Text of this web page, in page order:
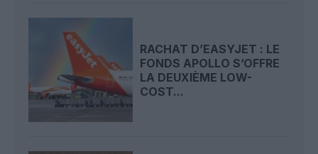
RACHAT D’EASYJET : LE
FONDS APOLLO S’OFFRE
LA DEUXIÈME LOW-
COST...